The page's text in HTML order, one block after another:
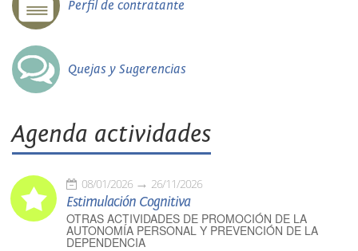
Perfil de contratante
Quejas y Sugerencias
Agenda actividades
08/01/2026 26/11/2026
Estimulación Cognitiva
OTRAS ACTIVIDADES DE PROMOCIÓN DE LA
AUTONOMÍA PERSONAL Y PREVENCIÓN DE LA
DEPENDENCIA